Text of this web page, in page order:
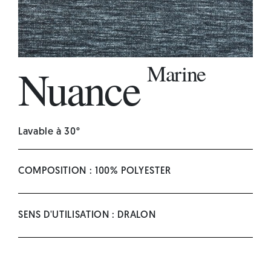
Nuance Marine
Lavable à 30°
COMPOSITION : 100% POLYESTER
SENS D'UTILISATION : DRALON